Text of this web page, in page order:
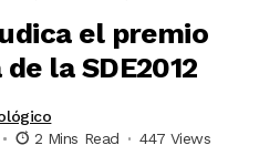
el premio
la SDE2012
2 Mins Read 447 Views